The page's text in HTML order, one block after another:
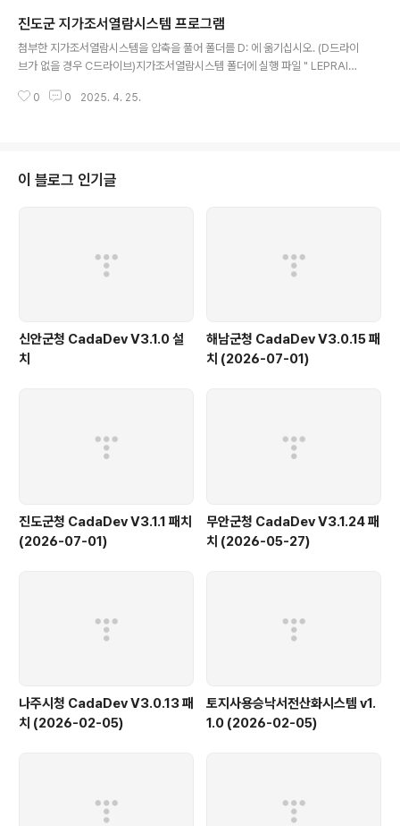
진도군 지가조서열람시스템 프로그램
첨부한 지가조서열람시스템을 압축을 풀어 폴더를 D: 에 옮기십시오. (D드라이
브가 없을 경우 C드라이브)지가조서열람시스템 폴더에 실행 파일 " LEPRAIS.
을 해주십시오.)
0 0 2025. 4. 25.
이 블로그 인기글
신안군청 CadaDev V3.1.0 설
치
해남군청 CadaDev V3.0.15 패
치 (2026-07-01)
진도군청 CadaDev V3.1.1 패치
(2026-07-01)
무안군청 CadaDev V3.1.24 패
치 (2026-05-27)
나주시청 CadaDev V3.0.13 패
치 (2026-02-05)
토지사용승낙서전산화시스템 v1.
1.0 (2026-02-05)